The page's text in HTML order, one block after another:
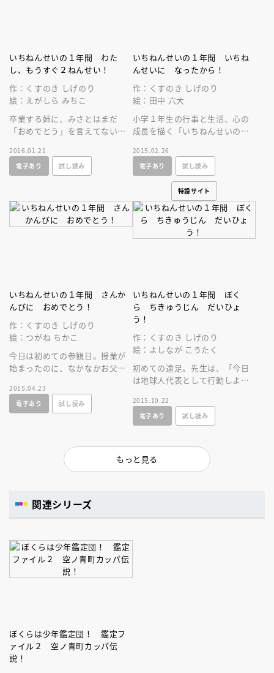
いちねんせいの１年間 わた
し、もうすぐ２ねんせい！
作：くすのき しげのり
絵：えがしら みちこ
卒業する姉に、みさとはまだ
「おめでとう」を言えてない。
り、みさとは……。二人の成長
を描いたお話。
2016.01.21
電子あり
試し読み
いちねんせいの１年間 いちね
んせいに なったから！
作：くすのき しげのり
絵：田中 六大
小学１年生の行事と生活、心の
成長を描く「いちねんせいの１
きどきが伝わってくる入学式の
おはなし。
2015.02.26
電子あり
試し読み
特設サイト
いちねんせいの１年間 さんか
んびに おめでとう！
作：くすのき しげのり
絵：つがね ちかこ
今日は初めての参観日。授業が
始まったのに、なかなかお父さ
安で、何度も教室の後ろを振り
返ると……。
2015.04.23
電子あり
試し読み
いちねんせいの１年間 ぼく
ら ちきゅうじん だいひょ
う！
作：くすのき しげのり
絵：よしなが こうたく
初めての遠足。先生は、「今日
は地球人代表として行動しよ
すのきしげのり×よしながこう
たく初タッグ！
2015.10.22
電子あり
試し読み
もっと見る
関連シリーズ
ぼくらは少年鑑定団！ 鑑定フ
ァイル２ 空ノ青町カッパ伝
説！